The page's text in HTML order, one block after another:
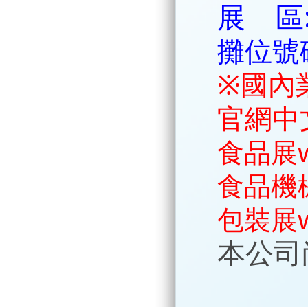
展 區:
攤位
※國內
官網
食品
食品
包裝
本公